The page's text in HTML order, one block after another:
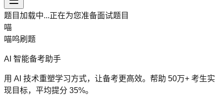
题目加载中...正在为您准备面试题目
喵
喵呜刷题
AI 智能备考助手
用 AI 技术重塑学习方式，让备考更高效。帮助 50万+ 考生实
现目标，平均提分 35%。